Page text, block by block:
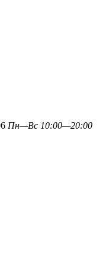
Пн—Вс 10:00—20:00